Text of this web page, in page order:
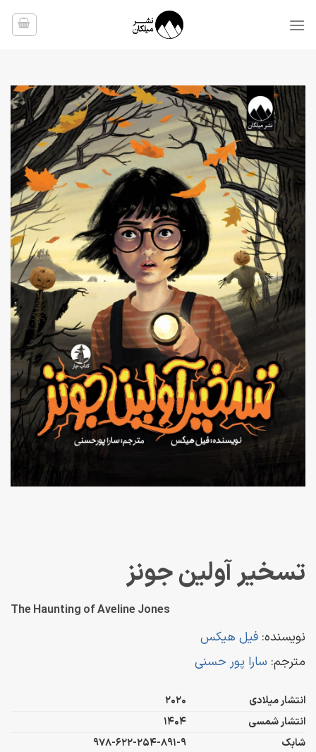
تسخیر آولین جونز
The Haunting of Aveline Jones
نویسنده: فیل هیکس
مترجم: سارا پور حسنی
انتشار میلادی
2020
انتشار شمسی
1404
شابک
978-622-254-891-9